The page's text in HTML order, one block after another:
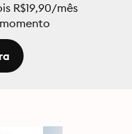
R$19,90/mês